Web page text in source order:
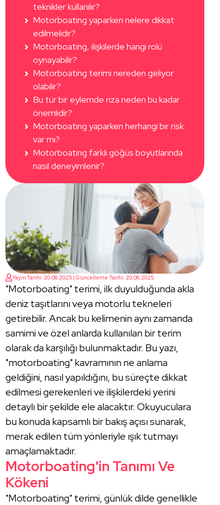
Yayın Tarihi: 20.08.2025 | Güncelleme Tarihi: 20.08.2025
"Motorboating" terimi, ilk duyulduğunda akla
deniz taşıtlarını veya motorlu tekneleri
getirebilir. Ancak bu kelimenin aynı zamanda
samimi ve özel anlarda kullanılan bir terim
olarak da karşılığı bulunmaktadır. Bu yazı,
"motorboating" kavramının ne anlama
geldiğini, nasıl yapıldığını, bu süreçte dikkat
edilmesi gerekenleri ve ilişkilerdeki yerini
detaylı bir şekilde ele alacaktır. Okuyuculara
bu konuda kapsamlı bir bakış açısı sunarak,
merak edilen tüm yönleriyle ışık tutmayı
amaçlamaktadır.
Motorboating'in Tanımı Ve
Kökeni
"Motorboating" terimi, günlük dilde genellikle
teknikler kullanılır?
Motorboating yaparken nelere dikkat
edilmelidir?
Motorboating, ilişkilerde hangi rolü
oynayabilir?
Motorboating terimi nereden geliyor
olabilir?
Bu tür bir eylemde rıza neden bu kadar
önemlidir?
Motorboating yaparken herhangi bir risk
var mı?
Motorboating farklı göğüs boyutlarında
nasıl deneyimlenir?